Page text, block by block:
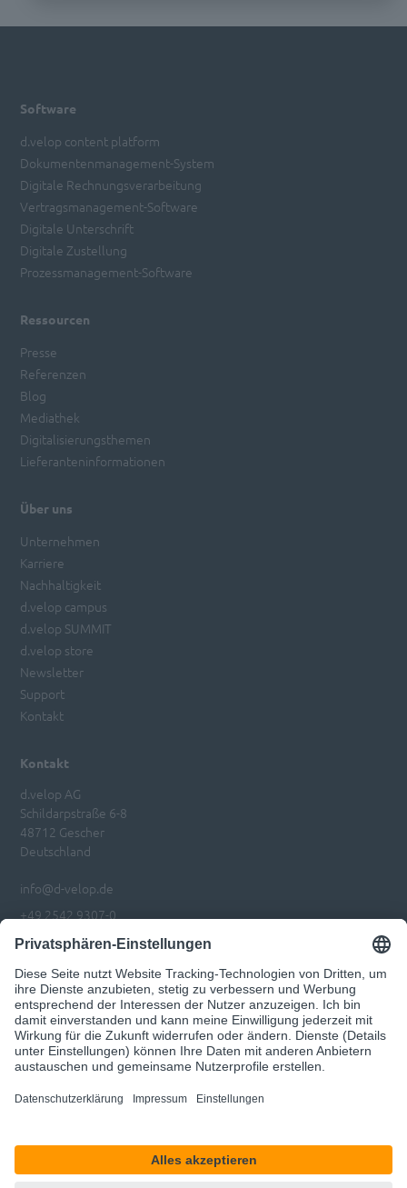
Kontakt
d.velop AG
Schildarpstraße 6-8
48712 Gescher
Deutschland
info@d-velop.de
+49 2542 9307-0
Software
d.velop content platform
Dokumentenmanagement-System
Digitale Rechnungsverarbeitung
Vertragsmanagement-Software
Digitale Unterschrift
Digitale Zustellung
Prozessmanagement-Software
Ressourcen
Presse
Referenzen
Blog
Mediathek
Digitalisierungsthemen
Lieferanteninformationen
Über uns
Unternehmen
Karriere
Nachhaltigkeit
d.velop campus
d.velop SUMMIT
d.velop store
Newsletter
Support
Kontakt
Impressum
© 2026 d.velop